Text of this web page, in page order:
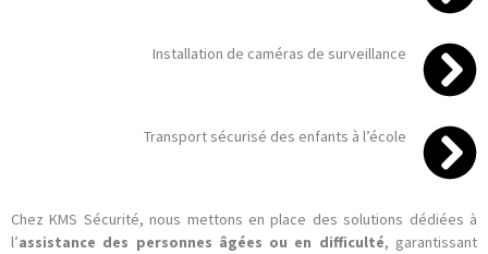
Installation de caméras de surveillance
Transport sécurisé des enfants à l’école
Chez KMS Sécurité, nous mettons en place des solutions dédiées à
l’assistance des personnes âgées ou en difficulté, garantissant